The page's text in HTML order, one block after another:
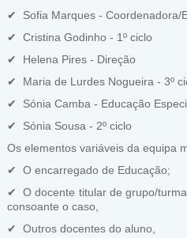
✔ Sofia Marques - Coordenadora/
✔ Cristina Godinho - 1º ciclo
✔ Helena Pires - Direção
✔ Maria de Lurdes Nogueira - 3º
✔ Sónia Camba - Educação
✔ Sónia Sousa - 2º ciclo
Os elementos variáveis da equipa
✔ O encarregado de Educação;
✔ O docente titular de grupo/
consoante o caso,
✔ Outros docentes do aluno,